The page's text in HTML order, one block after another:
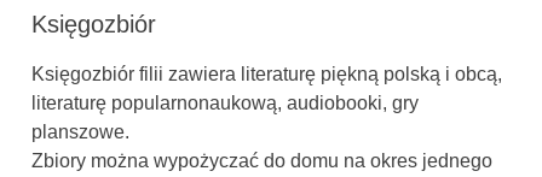
Księgozbiór
Księgozbiór filii zawiera literaturę piękną polską i obcą,
literaturę popularnonaukową, audiobooki, gry
planszowe.
Zbiory można wypożyczać do domu na okres jednego